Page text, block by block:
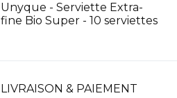
Unyque - Serviette Extra-
fine Bio Super - 10 serviettes
LIVRAISON & PAIEMENT